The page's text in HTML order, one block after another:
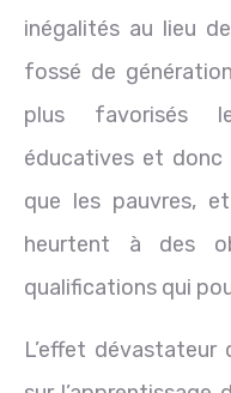
inégalités au lieu
fossé de
plus favorisés
éducatives et donc
que les pauvres,
heurtent à des
qualifications qui
L’effet dévastateur